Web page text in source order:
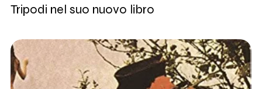
Tripodi nel suo nuovo libro